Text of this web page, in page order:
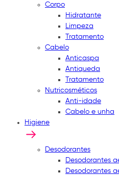
Corpo
Hidratante
Limpeza
Tratamento
Cabelo
Anticaspa
Antiqueda
Tratamento
Nutricosméticos
Anti-idade
Cabelo e unha
Higiene
Desodorantes
Desodorantes
Desodorantes